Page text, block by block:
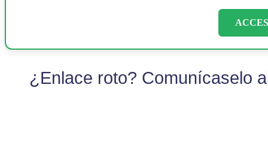
¿Enlace roto? Comunícaselo